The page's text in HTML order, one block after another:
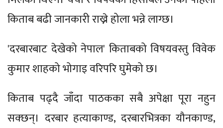
किताब बढी जानकारी राख्ने होला भन्ने लाग्छ।
'दरबारबाट देखेको नेपाल' किताबको विषयवस्तु विवेक
कुमार शाहको भोगाइ वरिपरि घुमेको छ।
किताब पढ्दै जाँदा पाठकका सबै अपेक्षा पूरा नहुन
सक्छन्। दरबार हत्याकाण्ड, दरबारभित्रका यौनकाण्ड,